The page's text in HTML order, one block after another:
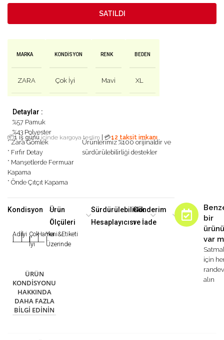
SATILDI
MARKA
ZARA
KONDISYON
Çok İyi
RENK
Mavi
BEDEN
XL
Detaylar :
%57 Pamuk
%43 Polyester
📦1 iş günü içinde kargoya teslim 💳12 taksit imkanı
* Zara Gömlek
* Fırfır Detay
* Manşetlerde Fermuar
Kapama
* Önde Çıtçıt Kapama
Ürünlerimiz %100 orijinaldir ve
sürdürülebilirliği destekler
Kondisyon
Adilİyi
|
Çok
İyi
Harika
|
Yeni&Etiketi
Üzerinde
ÜRÜN
KONDISYONU
HAKKINDA
DAHA FAZLA
BILGI EDININ
Ürün
Ölçüleri
Sürdürülebilirlik
Hesaplayıcısı
Gönderim
ve İade
bir
var
için
alın